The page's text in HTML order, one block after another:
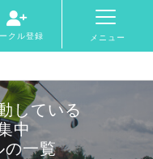
クル登録 メニュー
している
中
の一覧